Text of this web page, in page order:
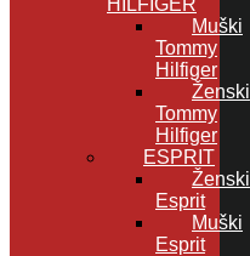
Muški
Tommy
Hilfiger
Ženski
Tommy
Hilfiger
ESPRIT
Ženski
Esprit
Muški
Esprit